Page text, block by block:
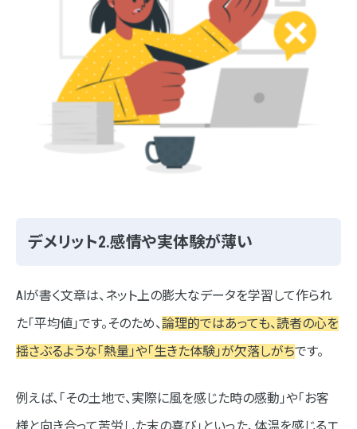
デメリット2.感情や実体験が薄い
AIが書く文章は、ネット上の膨大なデータを学習して作られ
た「平均値」です。そのため、論理的ではあっても、読者の心を
揺さぶるような「熱量」や「生きた体験」が欠落しがちです。
例えば、「その土地で、実際に風を感じた時の感動」や「お客